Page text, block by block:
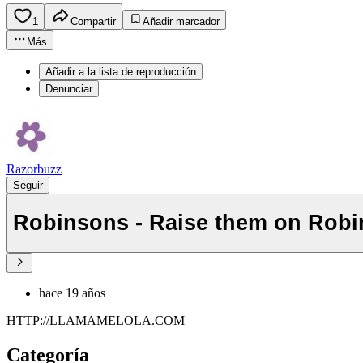
1 Compartir
Añadir marcador
Más
Añadir a la lista de reproducción
Denunciar
Razorbuzz
Seguir
Robinsons - Raise them on
hace 19 años
HTTP://LLAMAMELOLA.COM
Categoría